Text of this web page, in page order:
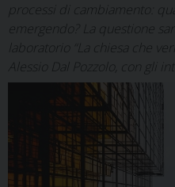
processi di cambiamento:
emergendo? La questione
laboratorio “La chiesa che
Alessio Dal Pozzolo, con gli